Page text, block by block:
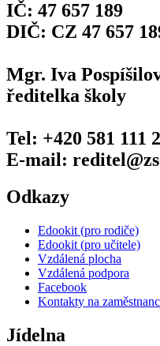
IČ: 47 657 189
DIČ: CZ 47 657
Mgr. Iva
ředitelka školy
Tel: +420 581 111
E-mail:
Odkazy
Edookit (pro rodiče)
Edookit (pro učitele)
Vzdálená plocha
Vzdálená podpora
Facebook
Kontakty na
Jídelna